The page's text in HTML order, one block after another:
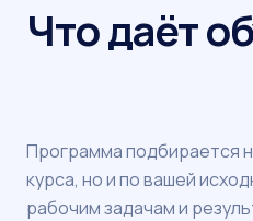
Что даёт
Программа подбирается
курса, но и по вашей
рабочим задачам и